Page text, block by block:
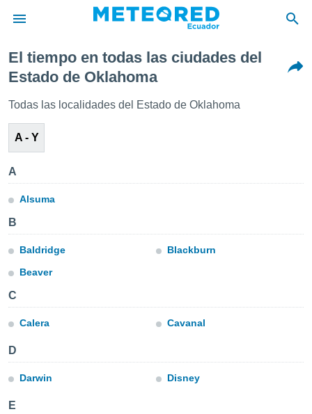
de
ha
por
para
la
calidad.
las
y
forma
digital
basada
permite
seguir
ACEPTAR
El tiempo en todas las ciudades del
Estado de Oklahoma
Todas las localidades del Estado de Oklahoma
A - Y
A
Alsuma
B
Baldridge
Beaver
Blackburn
C
Calera Cavanal
D
Darwin Disney
E